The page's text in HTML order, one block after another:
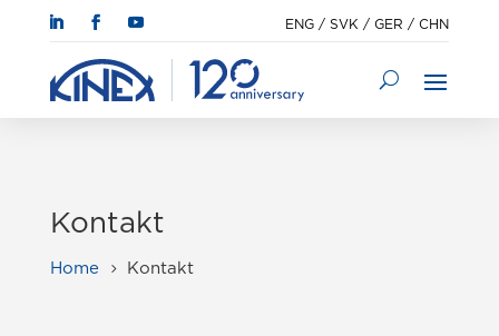
ENG /SVK /GER /CHN
Kontakt
Home 5 Kontakt